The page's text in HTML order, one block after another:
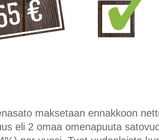
maksetaan ennakkoon
eli 2 omaa omenapuuta